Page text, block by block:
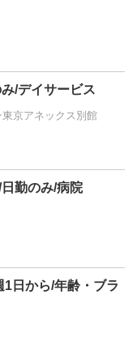
/デイサービス
京アネックス別館
勤のみ/病院
日から/年齢・ブラ